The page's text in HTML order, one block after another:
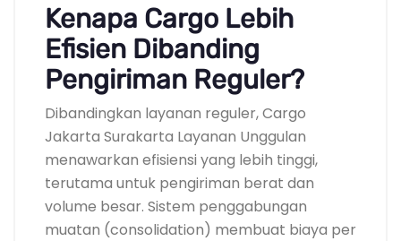
Kenapa Cargo Lebih
Efisien Dibanding
Pengiriman Reguler?
Dibandingkan layanan reguler, Cargo
Jakarta Surakarta Layanan Unggulan
menawarkan efisiensi yang lebih tinggi,
terutama untuk pengiriman berat dan
volume besar. Sistem penggabungan
muatan (consolidation) membuat biaya per